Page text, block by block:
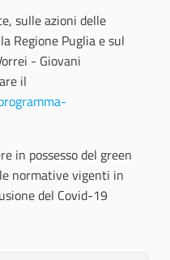
sulle azioni delle
Regione Puglia e sul
- Giovani
il
in possesso del green
normative vigenti in
del Covid-19